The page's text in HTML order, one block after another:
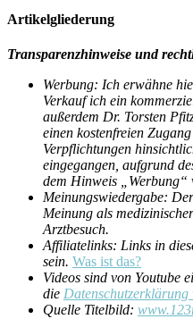
Artikelgliederung
Transparenzhinweise und
Werbung: Ich erwähne
Verkauf ich ein
außerdem Dr. Torsten
einen kostenfreien
Verpflichtungen
eingegangen, aufgrund
dem Hinweis „Werbung“
Meinungswiedergabe:
Meinung als
Arztbesuch.
Affiliatelinks: Links in
sein. Was ist das?
Videos sind von Youtube
die Datenschutzerklärung
Quelle Titelbild: